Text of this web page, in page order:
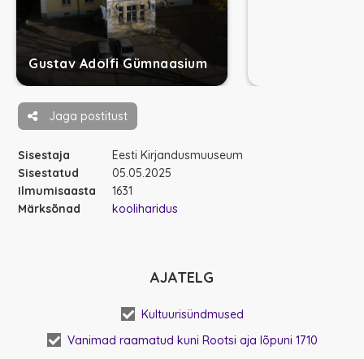
Gustav Adolfi Gümnaasium
Jaga postitust
Sisestaja
Eesti Kirjandusmuuseum
Sisestatud
05.05.2025
Ilmumisaasta
1631
Märksõnad
kooliharidus
AJATELG
Kultuurisündmused
Vanimad raamatud kuni Rootsi aja lõpuni 1710